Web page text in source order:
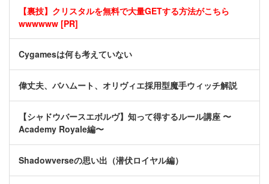
【裏技】クリスタルを無料で大量GETする方法がこちら
wwwwww [PR]
Cygamesは何も考えていない
偉丈夫、バハムート、オリヴィエ採用型魔手ウィッチ解説
【シャドウバースエボルヴ】知って得するルール講座 〜
Academy Royale編〜
Shadowverseの思い出（潜伏ロイヤル編）